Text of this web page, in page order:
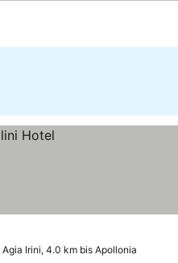
Agia Irini, 4.0 km bis Apollonia